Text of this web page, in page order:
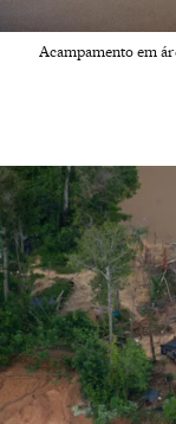
Acampamento em